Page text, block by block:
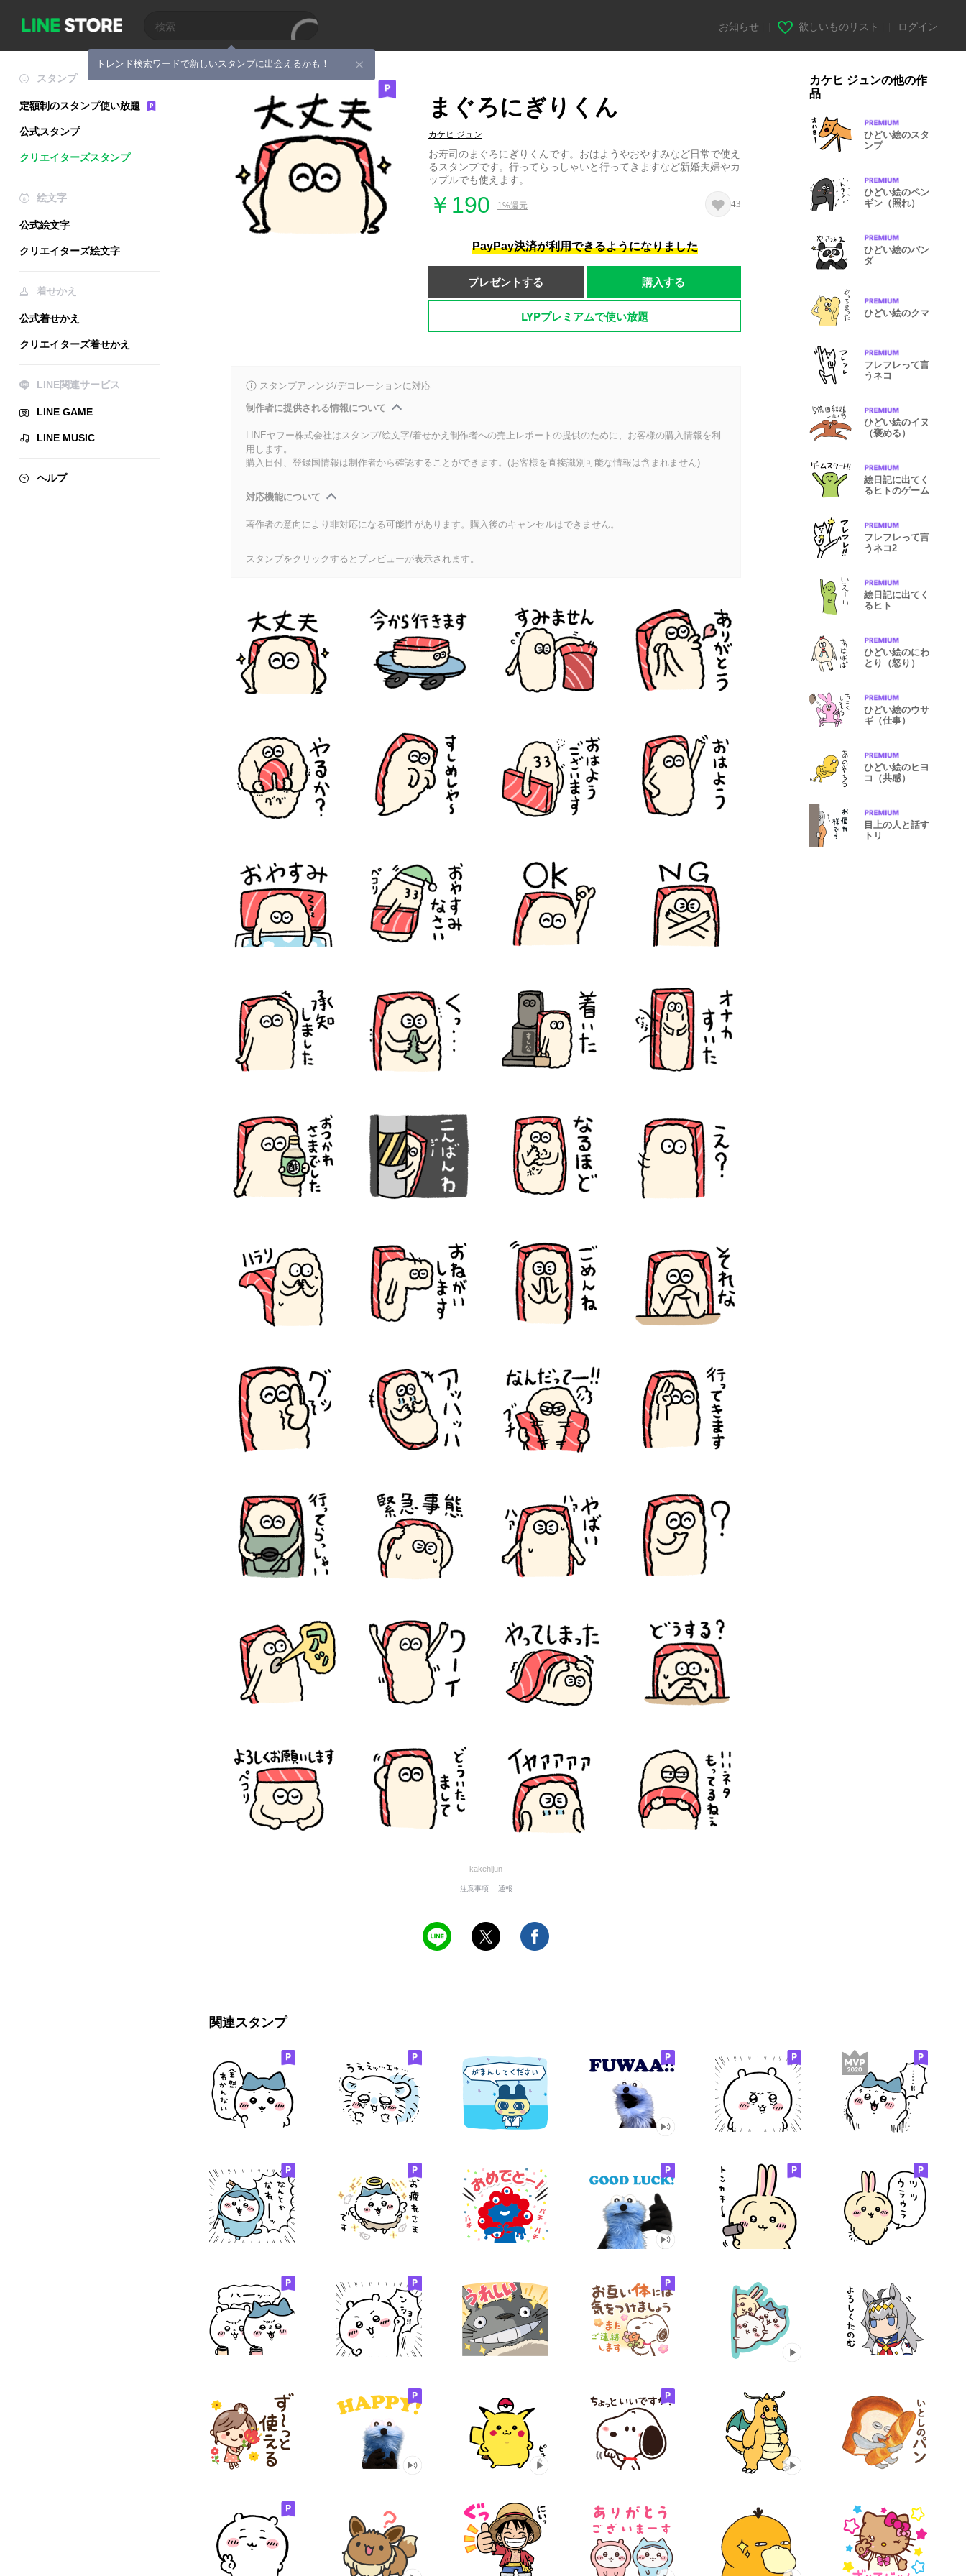
トレンド検索ワードで新しいスタンプに出会えるかも！
お知らせ 欲しいものリスト ログイン
スタンプ
定額制のスタンプ使い放題
公式スタンプ
クリエイターズスタンプ
絵文字
公式絵文字
クリエイターズ絵文字
着せかえ
公式着せかえ
クリエイターズ着せかえ
LINE関連サービス
LINE GAME
LINE MUSIC
ヘルプ
まぐろにぎりくん
カケヒ ジュン
お寿司のまぐろにぎりくんです。おはようやおやすみなど日常で使え
るスタンプです。行ってらっしゃいと行ってきますなど新婚夫婦やカ
ップルでも使えます。
￥190 1%還元 43
PayPay決済が利用できるようになりました
プレゼントする 購入する
LYPプレミアムで使い放題
スタンプアレンジ/デコレーションに対応
制作者に提供される情報について
LINEヤフー株式会社はスタンプ/絵文字/着せかえ制作者への売上レポートの提供のために、お客様の購入情報を利
用します。
購入日付、登録国情報は制作者から確認することができます。(お客様を直接識別可能な情報は含まれません)
対応機能について
著作者の意向により非対応になる可能性があります。購入後のキャンセルはできません。
スタンプをクリックするとプレビューが表示されます。
kakehijun
注意事項 通報
カケヒ ジュンの他の作
品
ひどい絵のスタ
ンプ
ひどい絵のペン
ギン（照れ）
ひどい絵のパン
ダ
ひどい絵のクマ
フレフレって言
うネコ
ひどい絵のイヌ
（褒める）
絵日記に出てく
るヒトのゲーム
フレフレって言
うネコ2
絵日記に出てく
るヒト
ひどい絵のにわ
とり（怒り）
ひどい絵のウサ
ギ（仕事）
ひどい絵のヒヨ
コ（共感）
目上の人と話す
トリ
関連スタンプ